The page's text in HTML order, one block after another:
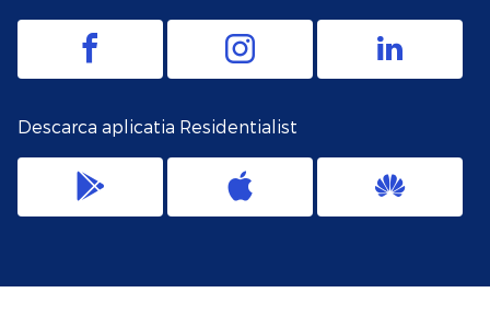
Descarca aplicatia Residentialist